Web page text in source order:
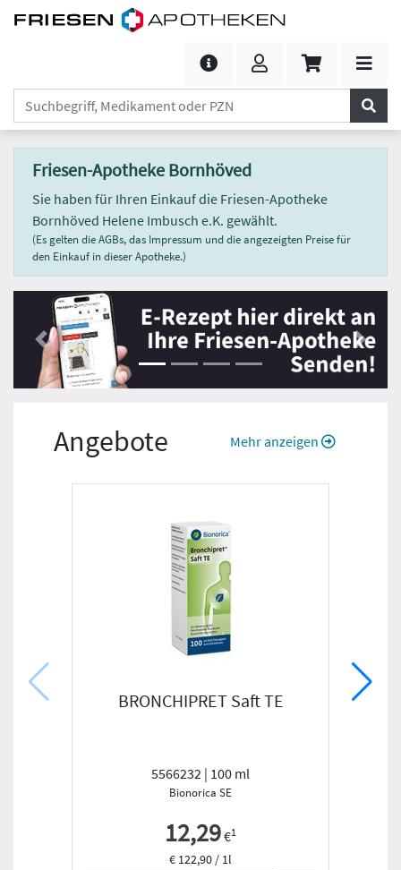
Friesen-Apotheke Bornhöved
Sie haben für Ihren Einkauf die Friesen-Apotheke
Bornhöved Helene Imbusch e.K. gewählt.
(Es gelten die AGBs, das Impressum und die angezeigten Preise für
den Einkauf in dieser Apotheke.)
Previous Next
Mehr anzeigen
Angebote
BRONCHIPRET Saft TE
5566232 | 100 ml
Bionorica SE
12,29€1
€ 122,90 / 1l